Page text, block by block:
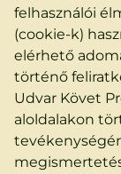
felhasználói
(cookie-k)
elérhető
történő
Udvar Követ
aloldalakon